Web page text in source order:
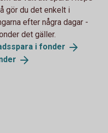
gör du det enkelt i
efter några dagar -
det gäller.
i fonder